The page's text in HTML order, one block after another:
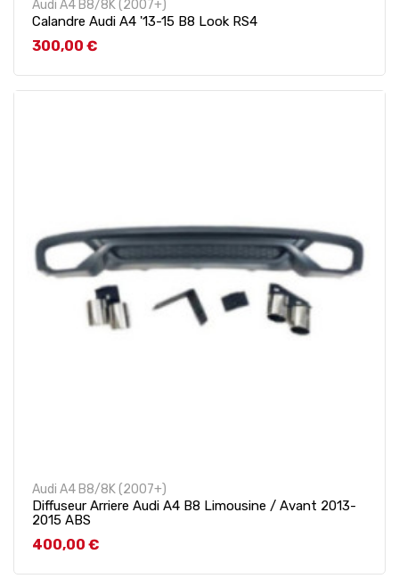
Audi A4 B8/8K (2007+)
Calandre Audi A4 '13-15 B8 Look RS4
Prix
300,00 €
Audi A4 B8/8K (2007+)
Diffuseur Arriere Audi A4 B8 Limousine / Avant 2013-
2015 ABS
Prix
400,00 €